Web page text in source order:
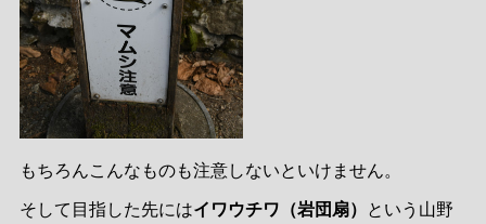
もちろんこんなものも注意しないといけません。
そして目指した先にはイワウチワ（岩団扇） という山野